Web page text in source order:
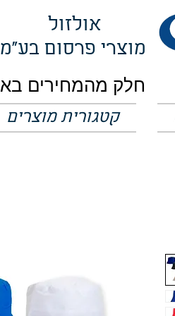
אולזול
מוצרי פרסום בע"מ
קטגורית מוצרים